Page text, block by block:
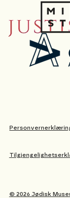
© 2026 Jødisk